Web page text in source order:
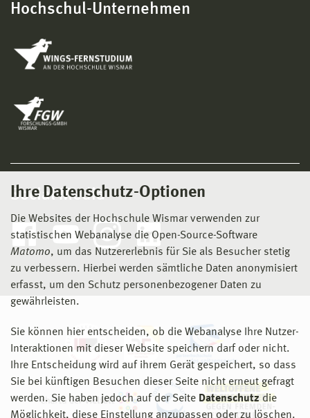
Ihre Datenschutz-Optionen
Die Websites der Hochschule Wismar verwenden zur
statistischen Webanalyse die Open-Source-Software
Matomo, um das Nutzererlebnis für Sie als Besucher stetig
zu verbessern. Hierbei werden sämtliche Daten anonymisiert
erfasst, um den Schutz personenbezogener Daten zu
gewährleisten.
Sie können hier entscheiden, ob die Webanalyse Ihre Nutzer-
Interaktionen mit dieser Website speichern darf oder nicht.
Ihre Entscheidung wird auf ihrem Gerät gespeichert, so dass
Sie bei künftigen Besuchen dieser Seite nicht erneut gefragt
werden. Sie haben jedoch auf der Seite Datenschutz die
Möglichkeit, diese Einstellung anzupassen oder zu löschen.
Hochschul-Unternehmen
Social Media